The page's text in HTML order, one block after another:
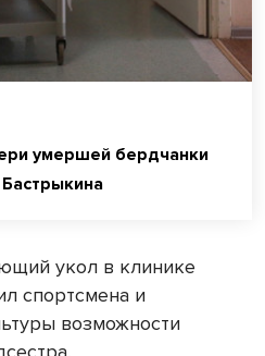
умершей бердчанки
укол в клинике
спортсмена и
возможности